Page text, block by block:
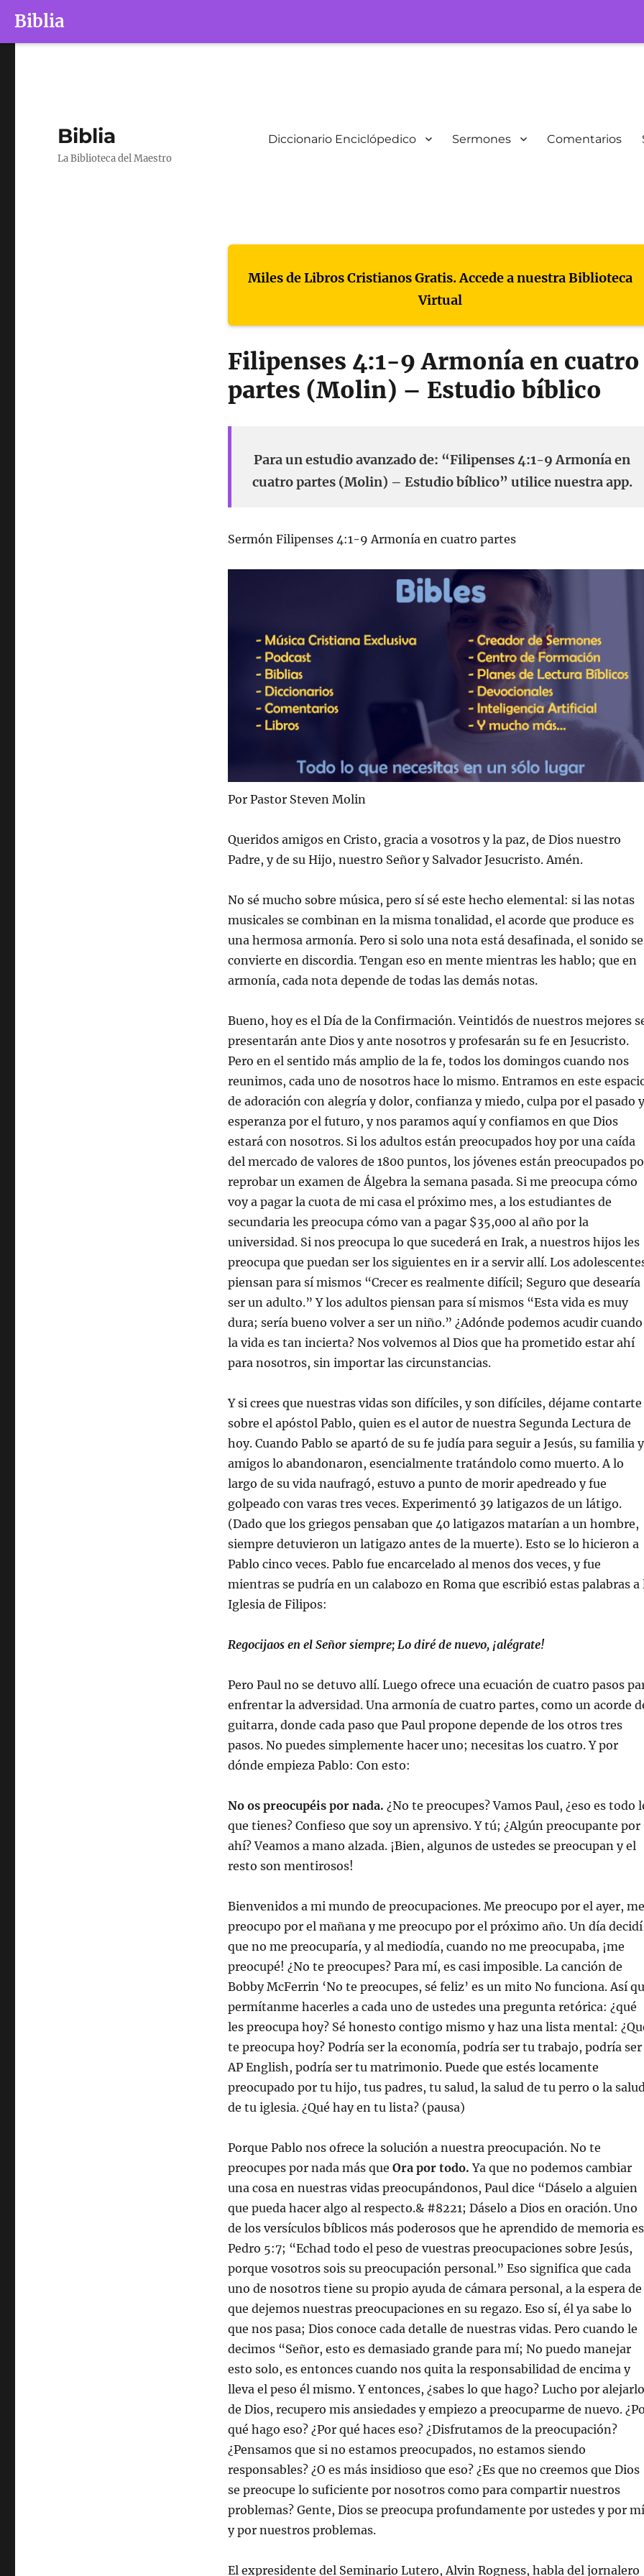
Biblia
Biblia
La Biblioteca del Maestro
Diccionario Enciclópedico Sermones Comentarios
Miles de Libros Cristianos Gratis. Accede a nuestra Biblioteca
Virtual
Filipenses 4:1-9 Armonía en cuatro
partes (Molin) – Estudio bíblico
Para un estudio avanzado de: “Filipenses 4:1-9 Armonía en
cuatro partes (Molin) – Estudio bíblico” utilice nuestra app.
Sermón Filipenses 4:1-9 Armonía en cuatro partes
Por Pastor Steven Molin
Queridos amigos en Cristo, gracia a vosotros y la paz, de Dios nuestro
Padre, y de su Hijo, nuestro Señor y Salvador Jesucristo. Amén.
No sé mucho sobre música, pero sí sé este hecho elemental: si las notas
musicales se combinan en la misma tonalidad, el acorde que produce es
una hermosa armonía. Pero si solo una nota está desafinada, el sonido se
convierte en discordia. Tengan eso en mente mientras les hablo; que en
armonía, cada nota depende de todas las demás notas.
Bueno, hoy es el Día de la Confirmación. Veintidós de nuestros mejores
presentarán ante Dios y ante nosotros y profesarán su fe en Jesucristo.
Pero en el sentido más amplio de la fe, todos los domingos cuando nos
reunimos, cada uno de nosotros hace lo mismo. Entramos en este
de adoración con alegría y dolor, confianza y miedo, culpa por el pasado y
esperanza por el futuro, y nos paramos aquí y confiamos en que Dios
estará con nosotros. Si los adultos están preocupados hoy por una caída
del mercado de valores de 1800 puntos, los jóvenes están preocupados
reprobar un examen de Álgebra la semana pasada. Si me preocupa cómo
voy a pagar la cuota de mi casa el próximo mes, a los estudiantes de
secundaria les preocupa cómo van a pagar $35,000 al año por la
universidad. Si nos preocupa lo que sucederá en Irak, a nuestros hijos les
preocupa que puedan ser los siguientes en ir a servir allí. Los
piensan para sí mismos “Crecer es realmente difícil; Seguro que desearía
ser un adulto.” Y los adultos piensan para sí mismos “Esta vida es muy
dura; sería bueno volver a ser un niño.” ¿Adónde podemos acudir cuando
la vida es tan incierta? Nos volvemos al Dios que ha prometido estar ahí
para nosotros, sin importar las circunstancias.
Y si crees que nuestras vidas son difíciles, y son difíciles, déjame contarte
sobre el apóstol Pablo, quien es el autor de nuestra Segunda Lectura de
hoy. Cuando Pablo se apartó de su fe judía para seguir a Jesús, su familia y
amigos lo abandonaron, esencialmente tratándolo como muerto. A lo
largo de su vida naufragó, estuvo a punto de morir apedreado y fue
golpeado con varas tres veces. Experimentó 39 latigazos de un látigo.
(Dado que los griegos pensaban que 40 latigazos matarían a un hombre,
siempre detuvieron un latigazo antes de la muerte). Esto se lo hicieron a
Pablo cinco veces. Pablo fue encarcelado al menos dos veces, y fue
mientras se pudría en un calabozo en Roma que escribió estas palabras a
Iglesia de Filipos:
Regocijaos en el Señor siempre; Lo diré de nuevo, ¡alégrate!
Pero Paul no se detuvo allí. Luego ofrece una ecuación de cuatro pasos
enfrentar la adversidad. Una armonía de cuatro partes, como un acorde
guitarra, donde cada paso que Paul propone depende de los otros tres
pasos. No puedes simplemente hacer uno; necesitas los cuatro. Y por
dónde empieza Pablo: Con esto:
No os preocupéis por nada. ¿No te preocupes? Vamos Paul, ¿eso es todo
que tienes? Confieso que soy un aprensivo. Y tú; ¿Algún preocupante por
ahí? Veamos a mano alzada. ¡Bien, algunos de ustedes se preocupan y el
resto son mentirosos!
Bienvenidos a mi mundo de preocupaciones. Me preocupo por el ayer, me
preocupo por el mañana y me preocupo por el próximo año. Un día decidí
que no me preocuparía, y al mediodía, cuando no me preocupaba, ¡me
preocupé! ¿No te preocupes? Para mí, es casi imposible. La canción de
Bobby McFerrin ‘No te preocupes, sé feliz’ es un mito No funciona. Así
permítanme hacerles a cada uno de ustedes una pregunta retórica: ¿qué
les preocupa hoy? Sé honesto contigo mismo y haz una lista mental:
te preocupa hoy? Podría ser la economía, podría ser tu trabajo, podría ser
AP English, podría ser tu matrimonio. Puede que estés locamente
preocupado por tu hijo, tus padres, tu salud, la salud de tu perro o la
de tu iglesia. ¿Qué hay en tu lista? (pausa)
Porque Pablo nos ofrece la solución a nuestra preocupación. No te
preocupes por nada más que Ora por todo. Ya que no podemos cambiar
una cosa en nuestras vidas preocupándonos, Paul dice “Dáselo a alguien
que pueda hacer algo al respecto.& #8221; Dáselo a Dios en oración. Uno
de los versículos bíblicos más poderosos que he aprendido de memoria
Pedro 5:7; “Echad todo el peso de vuestras preocupaciones sobre Jesús,
porque vosotros sois su preocupación personal.” Eso significa que cada
uno de nosotros tiene su propio ayuda de cámara personal, a la espera de
que dejemos nuestras preocupaciones en su regazo. Eso sí, él ya sabe lo
que nos pasa; Dios conoce cada detalle de nuestras vidas. Pero cuando le
decimos “Señor, esto es demasiado grande para mí; No puedo manejar
esto solo, es entonces cuando nos quita la responsabilidad de encima y
lleva el peso él mismo. Y entonces, ¿sabes lo que hago? Lucho por alejarlo
de Dios, recupero mis ansiedades y empiezo a preocuparme de nuevo.
qué hago eso? ¿Por qué haces eso? ¿Disfrutamos de la preocupación?
¿Pensamos que si no estamos preocupados, no estamos siendo
responsables? ¿O es más insidioso que eso? ¿Es que no creemos que Dios
se preocupe lo suficiente por nosotros como para compartir nuestros
problemas? Gente, Dios se preocupa profundamente por ustedes y por mí
y por nuestros problemas.
El expresidente del Seminario Lutero, Alvin Rogness, habla del jornalero